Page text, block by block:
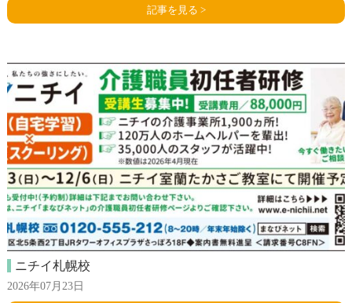
記事を見る >
ニチイ札幌校
2026年07月23日